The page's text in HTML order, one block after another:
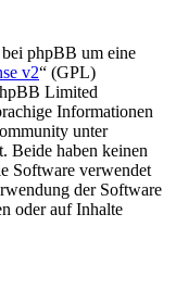
phpBB um eine
v2“ (GPL)
Limited
Informationen
unter
Beide haben keinen
Software verwendet
der Software
oder auf Inhalte